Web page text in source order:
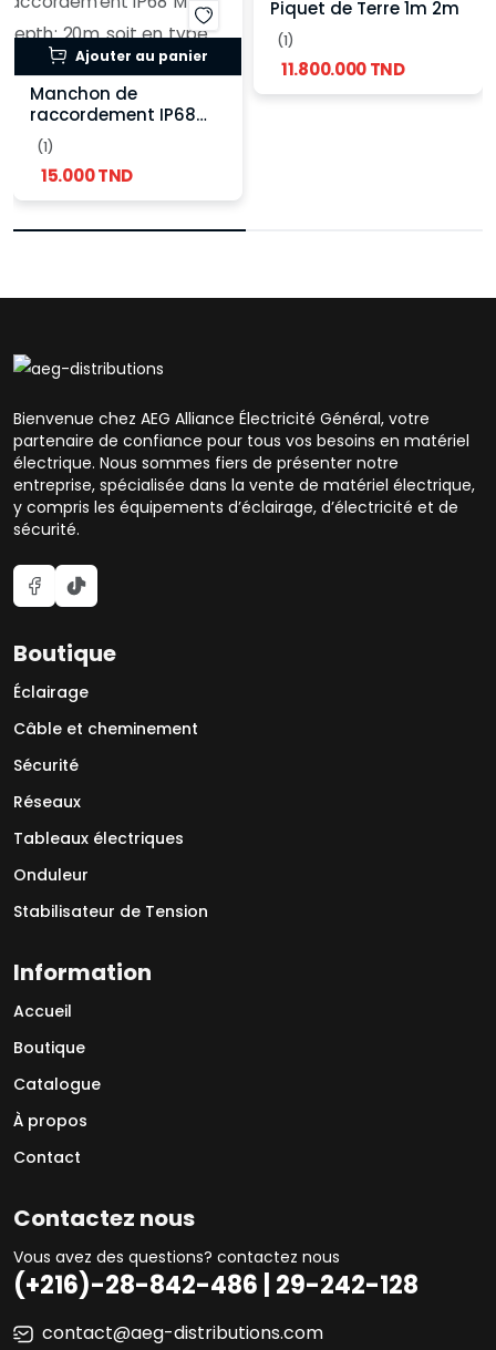
Ajouter au panier
Manchon de
raccordement IP68
Max depth: 20m soit
en type normale ou
type T
(1)
15.000 TND
Piquet de Terre 1m 2m
(1)
11.800.000 TND
Bienvenue chez AEG Alliance Électricité Général, votre
partenaire de confiance pour tous vos besoins en matériel
électrique. Nous sommes fiers de présenter notre
entreprise, spécialisée dans la vente de matériel électrique,
y compris les équipements d’éclairage, d’électricité et de
sécurité.
Boutique
Éclairage
Câble et cheminement
Sécurité
Réseaux
Tableaux électriques
Onduleur
Stabilisateur de Tension
Information
Accueil
Boutique
Catalogue
À propos
Contact
Contactez nous
Vous avez des questions? contactez nous
(+216)-28-842-486 | 29-242-128
contact@aeg-distributions.com